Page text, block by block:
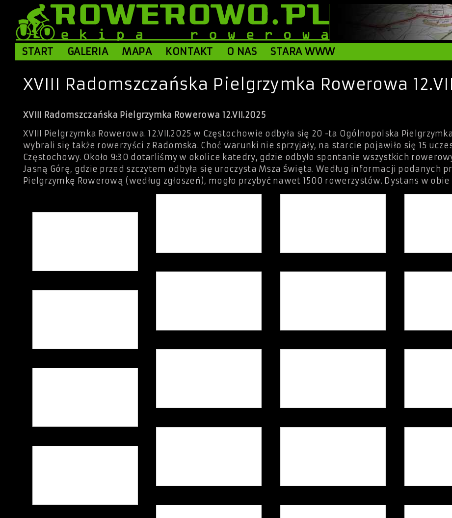
START GALERIA MAPA KONTAKT O NAS STARA WWW
XVIII Radomszczańska Pielgrzymka Rowerowa
XVIII Radomszczańska Pielgrzymka Rowerowa 12.VII.2025
XVIII Pielgrzymka Rowerowa. 12.VII.2025 w Częstochowie odbyła się 20 -ta Ogólnopolska
wybrali się także rowerzyści z Radomska. Choć warunki nie sprzyjały, na starcie pojawiło się 15
Częstochowy. Około 9:30 dotarliśmy w okolice katedry, gdzie odbyło spontanie wszystkich
Jasną Górę, gdzie przed szczytem odbyła się uroczysta Msza Święta. Według informacji podanych
Pielgrzymkę Rowerową (według zgłoszeń), mogło przybyć nawet 1500 rowerzystów. Dystans w